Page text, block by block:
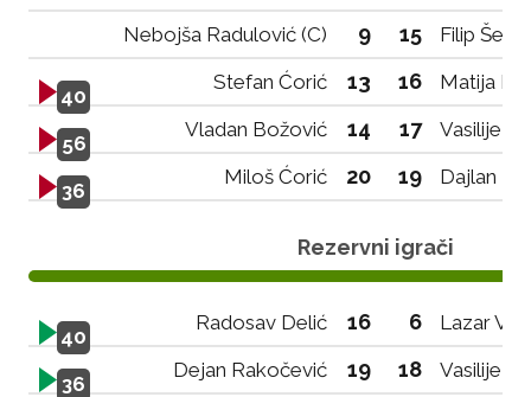
Nebojša Radulović (C)
9 15 Filip
40
Stefan Ćorić 13 16 Matija
56
Vladan Božović 14 17 Vasilije
36
Miloš Ćorić 20 19 Dajlan
Rezervni igrači
40
Radosav Delić 16 6 Lazar
36
Dejan Rakočević 19 18 Vasilije